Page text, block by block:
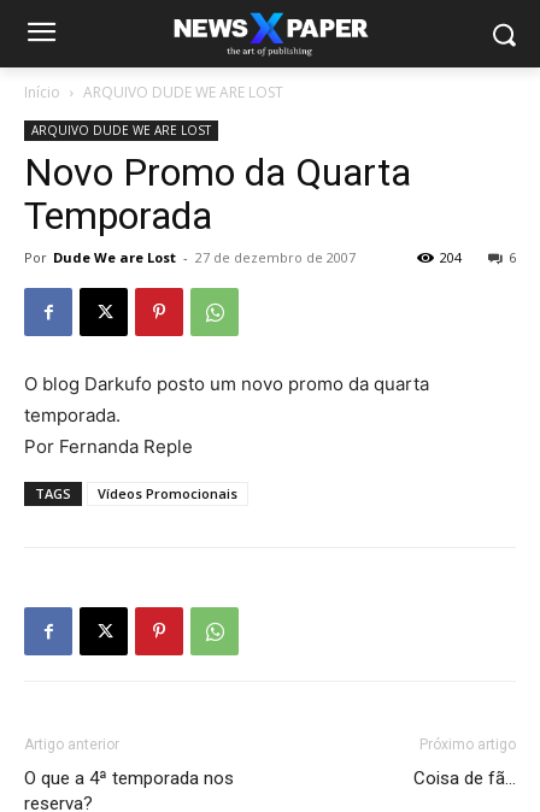
Início ARQUIVO DUDE WE ARE LOST
ARQUIVO DUDE WE ARE LOST
Novo Promo da Quarta
Temporada
Por Dude We are Lost - 27 de dezembro de 2007 6
204
O blog Darkufo posto um novo promo da quarta
temporada.
Por Fernanda Reple
TAGS Vídeos Promocionais
Artigo anterior
O que a 4ª temporada nos
reserva?
Próximo artigo
Coisa de fã…